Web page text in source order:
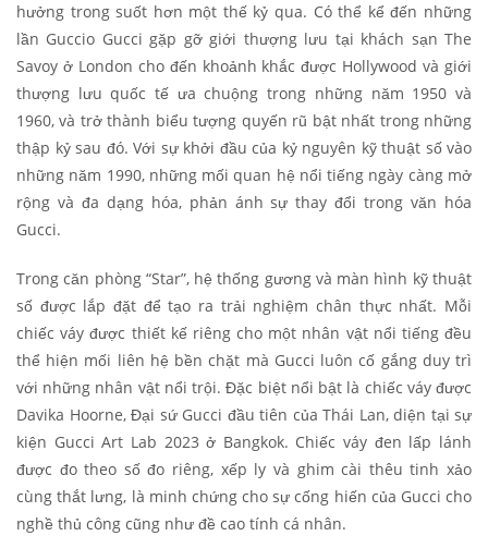
hưởng trong suốt hơn một thế kỷ qua. Có thể kể đến những
lần Guccio Gucci gặp gỡ giới thượng lưu tại khách sạn The
Savoy ở London cho đến khoảnh khắc được Hollywood và giới
thượng lưu quốc tế ưa chuộng trong những năm 1950 và
1960, và trở thành biểu tượng quyến rũ bật nhất trong những
thập kỷ sau đó. Với sự khởi đầu của kỷ nguyên kỹ thuật số vào
những năm 1990, những mối quan hệ nổi tiếng ngày càng mở
rộng và đa dạng hóa, phản ánh sự thay đổi trong văn hóa
Gucci.
Trong căn phòng “Star”, hệ thống gương và màn hình kỹ thuật
số được lắp đặt để tạo ra trải nghiệm chân thực nhất. Mỗi
chiếc váy được thiết kế riêng cho một nhân vật nổi tiếng đều
thể hiện mối liên hệ bền chặt mà Gucci luôn cố gắng duy trì
với những nhân vật nổi trội. Đặc biệt nổi bật là chiếc váy được
Davika Hoorne, Đại sứ Gucci đầu tiên của Thái Lan, diện tại sự
kiện Gucci Art Lab 2023 ở Bangkok. Chiếc váy đen lấp lánh
được đo theo số đo riêng, xếp ly và ghim cài thêu tinh xảo
cùng thắt lưng, là minh chứng cho sự cống hiến của Gucci cho
nghề thủ công cũng như đề cao tính cá nhân.